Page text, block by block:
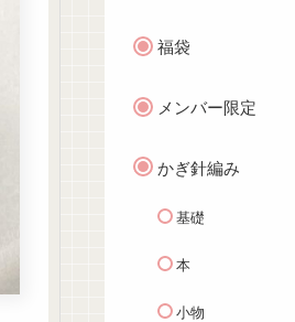
福袋
メンバー限定
かぎ針編み
基礎
本
小物